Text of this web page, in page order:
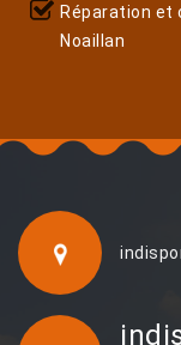
Réparation
Noaillan